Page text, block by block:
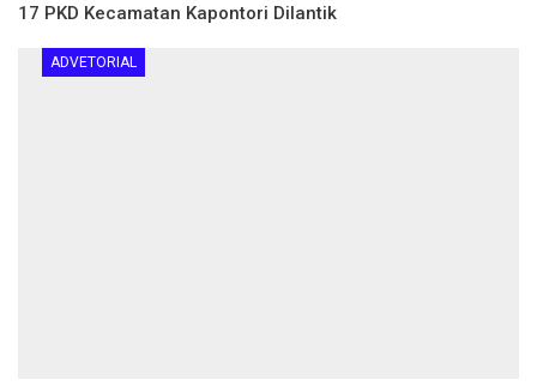
17 PKD Kecamatan Kapontori Dilantik
ADVETORIAL